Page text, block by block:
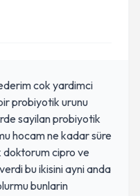
cok yardimci
probiyotik urunu
sayilan probiyotik
hocam ne kadar süre
cipro ve
bu ikisini ayni anda
bunlarin